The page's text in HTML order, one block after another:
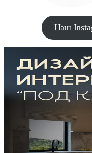
Наш